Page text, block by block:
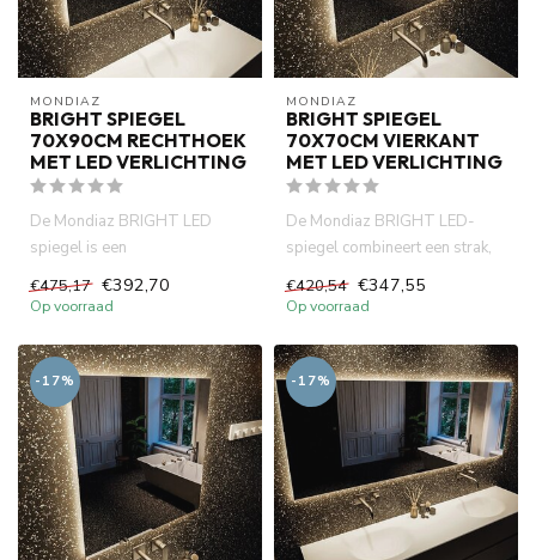
MONDIAZ
BRIGHT SPIEGEL
70X90CM RECHTHOEK
MET LED VERLICHTING
De Mondiaz BRIGHT LED
spiegel is een
badkamerspiegel met
energiezuinige LED-verl...
€475,17 €392,70
Op voorraad
MONDIAZ
BRIGHT SPIEGEL
70X70CM VIERKANT
MET LED VERLICHTING
De Mondiaz BRIGHT LED-
spiegel combineert een strak,
eigentijds design met energi...
€420,54 €347,55
Op voorraad
-17% -17%